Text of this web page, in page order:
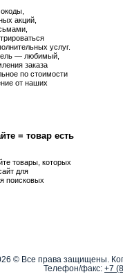
акций,
услуг.
— любимый,
заказа
по стоимости
от наших
= товар есть
товары, которых
для
поисковых
© Все права защищены.
Телефон/факс: +7